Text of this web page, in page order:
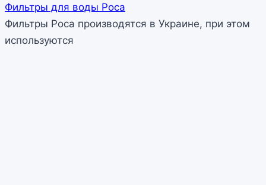
Фильтры для воды Роса
Фильтры Роса производятся в Украине, при этом
используются